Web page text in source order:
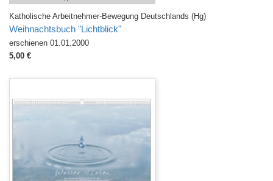
Katholische Arbeitnehmer-Bewegung Deutschlands (Hg)
Weihnachtsbuch "Lichtblick"
erschienen 01.01.2000
5,00 €